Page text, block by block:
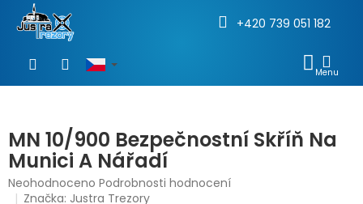
obsah
+420 739 051 182
MN 10/900 Bezpečnostní Skříň Na
Munici A Nářadí
Průměrné
hodnocení
Neohodnoceno Podrobnosti hodnocení
Značka: Justra Trezory